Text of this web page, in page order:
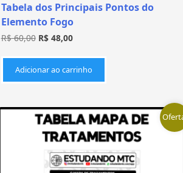
Tabela dos Principais Pontos do
Elemento Fogo
R$60,00 R$48,00
Adicionar ao carrinho